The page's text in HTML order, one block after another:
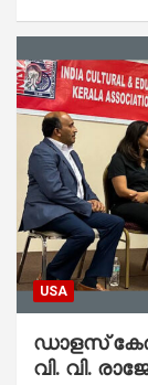
USA
ഡാളസ്